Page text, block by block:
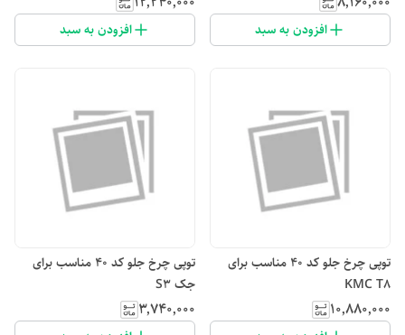
افزودن به سبد افزودن به سبد
توپی چرخ جلو کد ۴۰ مناسب برای
KMC T8
۱۰٬۸۸۰٬۰۰۰
توپی چرخ جلو کد ۴۰ مناسب برای
جک S3
۳٬۷۴۰٬۰۰۰